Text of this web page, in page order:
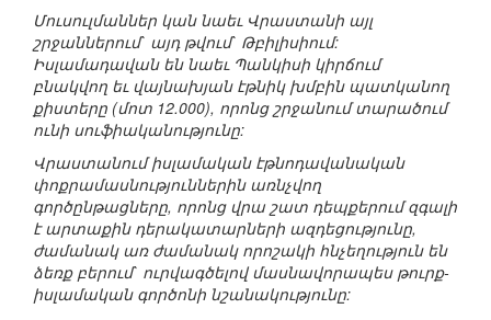
Մուսուլմաններ կան նաեւ Վրաստանի այլ
շրջաններում` այդ թվում` Թբիլիսիում:
Իսլամադավան են նաեւ Պանկիսի կիրճում
բնակվող եւ վայնախյան էթնիկ խմբին պատկանող
քիստերը (մոտ 12.000), որոնց շրջանում տարածում
ունի սուֆիականությունը:
Վրաստանում իսլամական էթնոդավանական
փոքրամասնություններին առնչվող
գործընթացները, որոնց վրա շատ դեպքերում զգալի
է արտաքին դերակատարների ազդեցությունը,
ժամանակ առ ժամանակ որոշակի հնչեղություն են
ձեռք բերում` ուրվագծելով մասնավորապես թուրք-
իսլամական գործոնի նշանակությունը: